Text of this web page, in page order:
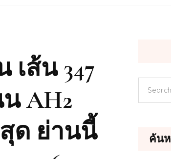
ส้น 347
AH2
ด ย่านนี้
ค้น